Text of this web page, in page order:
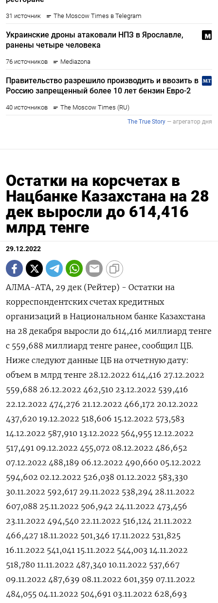
Остатки на корсчетах в
Нацбанке Казахстана на 28
дек выросли до 614,416
млрд тенге
29.12.2022
АЛМА-АТА, 29 дек (Рейтер) - Остатки на
корреспондентских счетах кредитных
организаций в Национальном банке Казахстана
на 28 декабря выросли до 614,416 миллиард тенге
с 559,688 миллиард тенге ранее, сообщил ЦБ.
Ниже следуют данные ЦБ на отчетную дату:
объем в млрд тенге 28.12.2022 614,416 27.12.2022
559,688 26.12.2022 462,510 23.12.2022 539,416
22.12.2022 474,276 21.12.2022 466,172 20.12.2022
437,620 19.12.2022 518,606 15.12.2022 573,583
14.12.2022 587,910 13.12.2022 564,955 12.12.2022
517,491 09.12.2022 455,072 08.12.2022 486,652
07.12.2022 488,189 06.12.2022 490,660 05.12.2022
594,602 02.12.2022 526,038 01.12.2022 583,330
30.11.2022 592,617 29.11.2022 538,294 28.11.2022
607,088 25.11.2022 506,942 24.11.2022 473,456
23.11.2022 494,540 22.11.2022 516,124 21.11.2022
466,427 18.11.2022 501,346 17.11.2022 531,825
16.11.2022 541,041 15.11.2022 544,003 14.11.2022
518,780 11.11.2022 487,340 10.11.2022 537,667
09.11.2022 487,639 08.11.2022 601,359 07.11.2022
484,055 04.11.2022 504,691 03.11.2022 628,693